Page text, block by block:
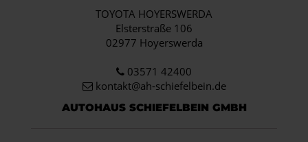
TOYOTA HOYERSWERDA
Elsterstraße 106
02977 Hoyerswerda
03571 42400
kontakt@ah-schiefelbein.de
AUTOHAUS SCHIEFELBEIN GMBH